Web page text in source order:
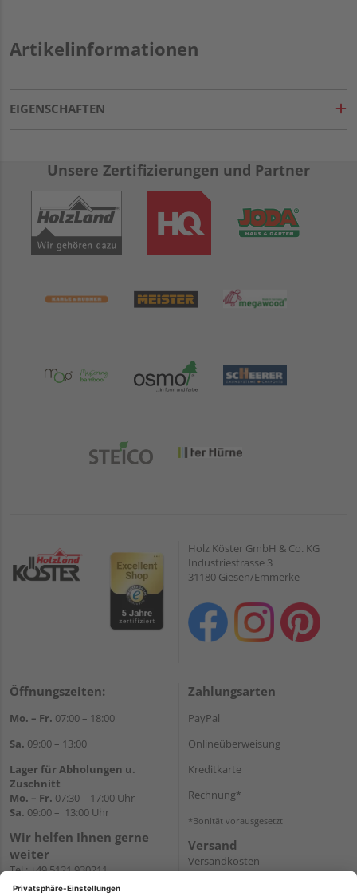
Artikelinformationen
EIGENSCHAFTEN
Unsere Zertifizierungen und Partner
Holz Köster GmbH & Co. KG
Industriestrasse 3
31180 Giesen/Emmerke
Öffnungszeiten:
Mo. – Fr. 07:00 – 18:00
Sa. 09:00 – 13:00
Lager für Abholungen u.
Zuschnitt
Mo. – Fr. 07:30 – 17:00 Uhr
Sa. 09:00 – 13:00 Uhr
Wir helfen Ihnen gerne
weiter
Tel.:+49 5121 930211
E-Mail:holzlandshop@holzland-
Zahlungsarten
PayPal
Onlineüberweisung
Kreditkarte
Rechnung*
*Bonität vorausgesetzt
Versand
Versandkosten